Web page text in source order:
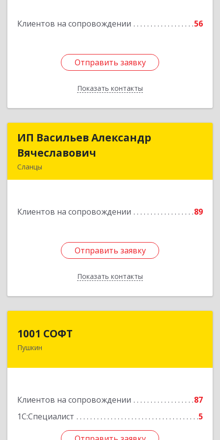
Клиентов на сопровождении 56
Отправить заявку
Показать контакты
Отправить заявку
Назад
ИП Васильев Александр
Вячеславович
Сланцы
Клиентов на сопровождении 89
Отправить заявку
Показать контакты
ИП Васильев Александр
Подробнее
Отправить заявку
Назад
1001 СОФТ
Пушкин
Клиентов на сопровождении
87
1С:Специалист
5